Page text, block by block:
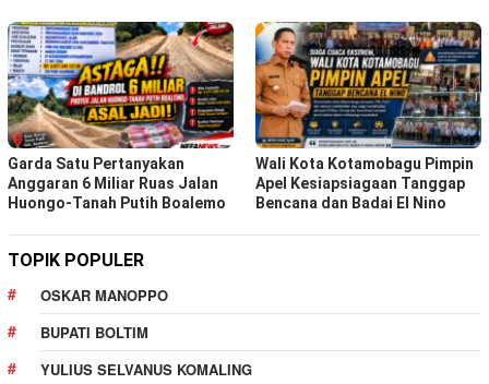
Garda Satu Pertanyakan
Anggaran 6 Miliar Ruas Jalan
Huongo-Tanah Putih Boalemo
Wali Kota Kotamobagu Pimpin
Apel Kesiapsiagaan Tanggap
Bencana dan Badai El Nino
TOPIK POPULER
OSKAR MANOPPO
BUPATI BOLTIM
YULIUS SELVANUS KOMALING